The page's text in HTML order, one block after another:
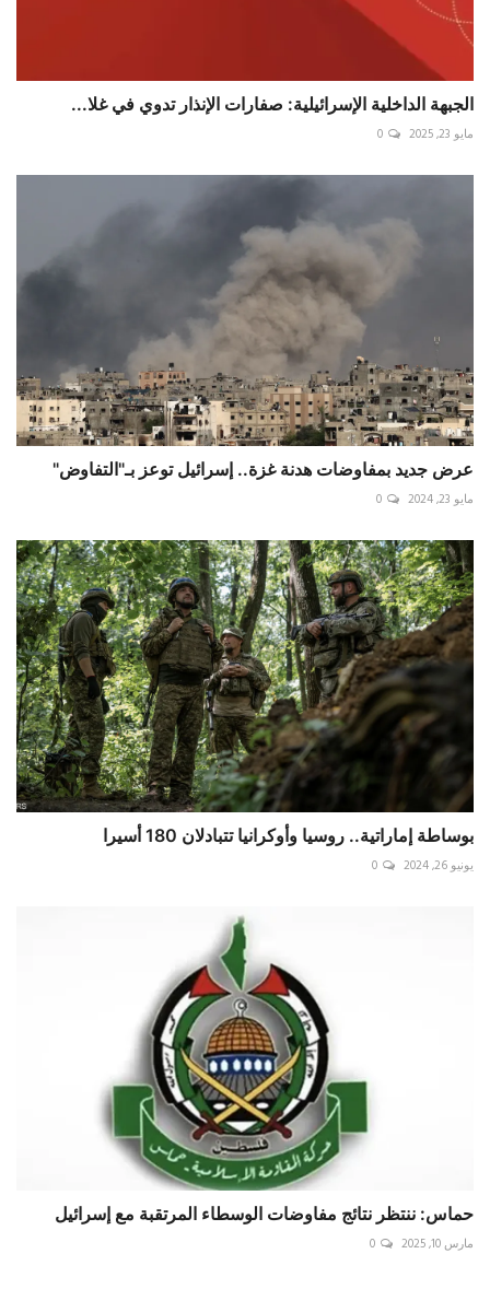
الجبهة الداخلية الإسرائيلية: صفارات الإنذار تدوي في غلا...
مايو 23, 2025 0
عرض جديد بمفاوضات هدنة غزة.. إسرائيل توعز بـ"التفاوض"
مايو 23, 2024 0
بوساطة إماراتية.. روسيا وأوكرانيا تتبادلان 180 أسيرا
يونيو 26, 2024 0
حماس: ننتظر نتائج مفاوضات الوسطاء المرتقبة مع إسرائيل
مارس 10, 2025 0